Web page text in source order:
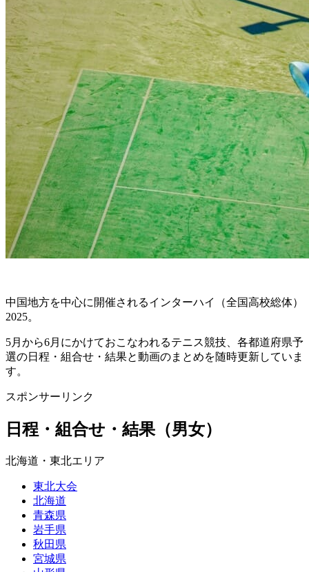
中国地方を中心に開催されるインターハイ（全国高校総体）
2025。
5月から6月にかけておこなわれるテニス競技、各都道府県予
選の日程・組合せ・結果と動画のまとめを随時更新していま
す。
スポンサーリンク
日程・組合せ・結果（男女）
北海道・東北エリア
東北大会
北海道
青森県
岩手県
秋田県
宮城県